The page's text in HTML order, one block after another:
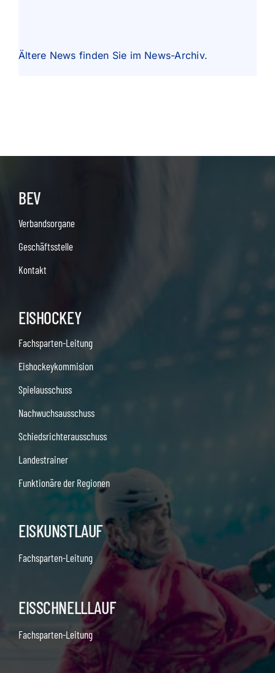
Ältere News finden Sie im News-Archiv.
BEV
Verbandsorgane
Geschäftsstelle
Kontakt
EISHOCKEY
Fachsparten-Leitung
Eishockeykommision
Spielausschuss
Nachwuchsausschuss
Schiedsrichterausschuss
Landestrainer
Funktionäre der Regionen
EISKUNSTLAUF
Fachsparten-Leitung
EISSCHNELLLAUF
Fachsparten-Leitung